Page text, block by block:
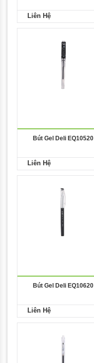
Liên Hệ
Bút Gel Deli EQ10520
Liên Hệ
Bút Gel Deli EQ10620
Liên Hệ